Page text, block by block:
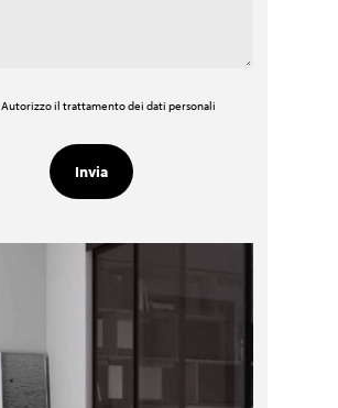
Autorizzo il trattamento dei dati personali